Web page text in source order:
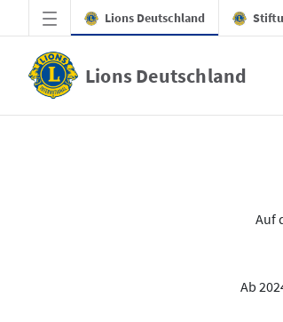
Zum Hauptinhalt springen
Lions Deutschland
Lions Deutschland
Auf
Ab